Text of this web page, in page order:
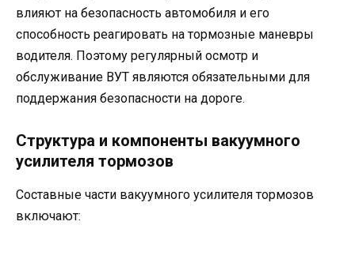
влияют на безопасность автомобиля и его
способность реагировать на тормозные маневры
водителя. Поэтому регулярный осмотр и
обслуживание ВУТ являются обязательными для
поддержания безопасности на дороге.
Структура и компоненты вакуумного
усилителя тормозов
Составные части вакуумного усилителя тормозов
включают: